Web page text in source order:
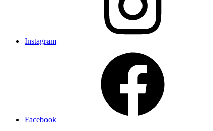
Instagram
Facebook